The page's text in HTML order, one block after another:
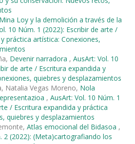
Mina Loy y la demolición a través de la
10 Núm. 1 (2022): Escribir de arte /
práctica artística: Conexiones,
Devenir narradora , AusArt: Vol. 10
de arte / Escritura expandida y
quiebres y desplazamientos
Natalia Vegas Moreno, Nola
, AusArt: Vol. 10 Núm. 1
/ Escritura expandida y práctica
quiebres y desplazamientos
Atlas emocional del Bidasoa ,
2 (2022): (Meta)cartografiando los